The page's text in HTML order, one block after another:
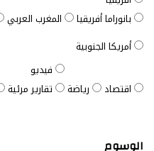
بانوراما أفريقيا
المغرب العربي
أمريكا الجنوبية
اقتصاد رياضة
فيديو
تقارير مرئية
الوسوم